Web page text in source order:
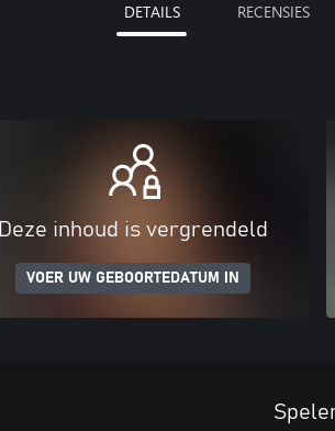
DETAILS RECENSIES
Deze inhoud is vergrendeld
VOER UW GEBOORTEDATUM IN